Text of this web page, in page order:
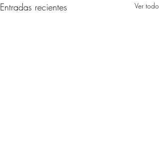
Entradas recientes Ver todo